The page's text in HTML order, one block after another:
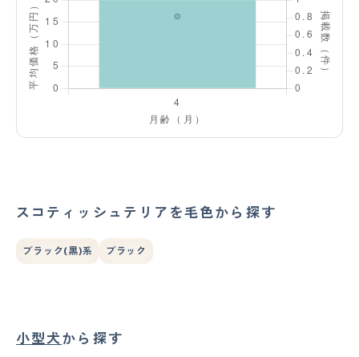
スコティッシュテリアを毛色から探す
ブラック(黒)系 ブラック
小型犬から探す